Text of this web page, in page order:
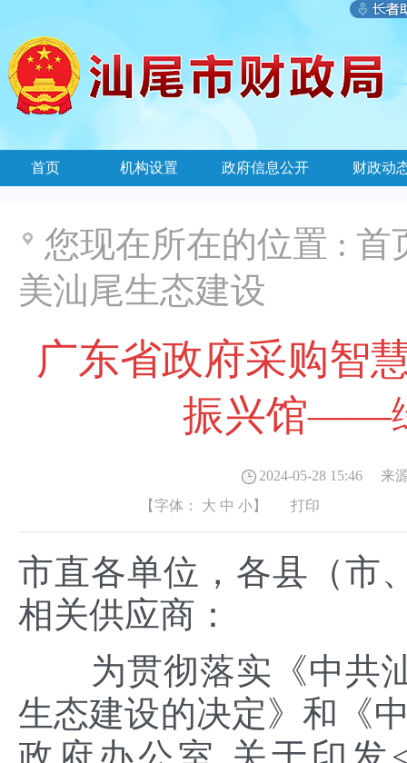
首页 机构设置 政府信息公开 财政动
您现在所在的位置 : 首
美汕尾生态建设
广东省政府采购智
振兴馆——
2024-05-28 15:46 来
【字体： 大 中 小】 打印
市直各单位，各县（市
相关供应商：
为贯彻落实《中共汕
生态建设的决定》和《